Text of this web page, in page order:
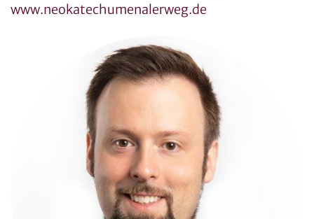
www.neokatechumenalerweg.de